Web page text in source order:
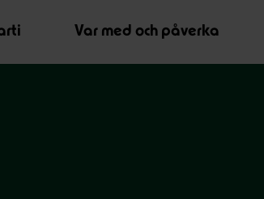
Var med och påverka